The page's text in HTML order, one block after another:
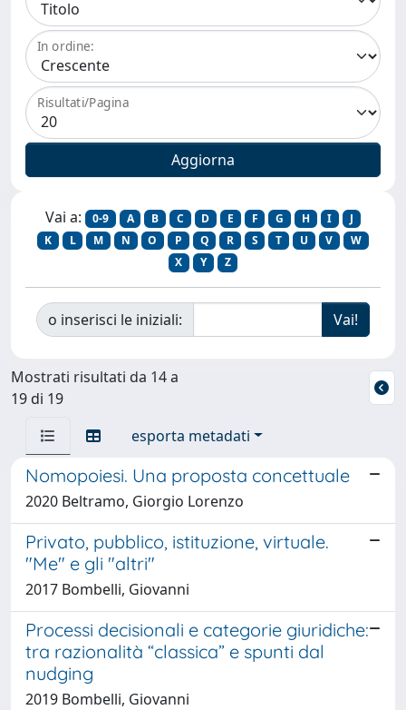
In ordine:
Risultati/Pagina
Vai a: 0-9 A B C D E F G H I
J
K
L M N O P Q R S T U V
W
X
Y Z
o inserisci le iniziali:
Mostrati risultati da 14 a
19 di 19
esporta metadati
Nomopoiesi. Una proposta concettuale
2020 Beltramo, Giorgio Lorenzo
Privato, pubblico, istituzione, virtuale.
"Me" e gli "altri"
2017 Bombelli, Giovanni
Processi decisionali e categorie giuridiche:
tra razionalità “classica” e spunti dal
nudging
2019 Bombelli, Giovanni